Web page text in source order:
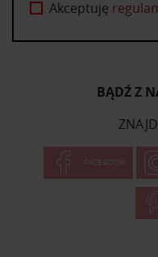
Akceptuję
BĄDŹ Z
FACEBOOK